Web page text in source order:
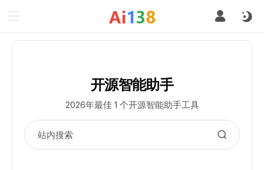
开源智能助手
2026年最佳 1 个开源智能助手工具